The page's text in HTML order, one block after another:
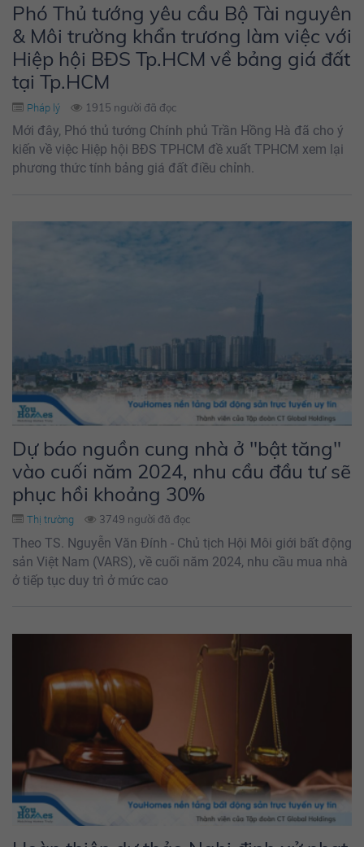
Phó Thủ tướng yêu cầu Bộ Tài nguyên
& Môi trường khẩn trương làm việc với
Hiệp hội BĐS Tp.HCM về bảng giá đất
tại Tp.HCM
Pháp lý 1915 người đã đọc
Mới đây, Phó thủ tướng Chính phủ Trần Hồng Hà đã cho ý
kiến về việc Hiệp hội BĐS TPHCM đề xuất TPHCM xem lại
phương thức tính bảng giá đất điều chỉnh.
Dự báo nguồn cung nhà ở "bật tăng"
vào cuối năm 2024, nhu cầu đầu tư sẽ
phục hồi khoảng 30%
Thị trường 3749 người đã đọc
Theo TS. Nguyễn Văn Đính - Chủ tịch Hội Môi giới bất động
sản Việt Nam (VARS), về cuối năm 2024, nhu cầu mua nhà
ở tiếp tục duy trì ở mức cao